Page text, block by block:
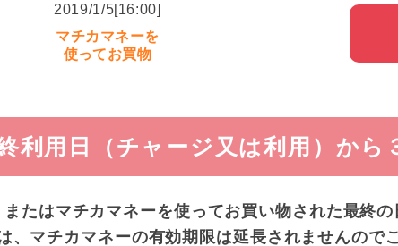
2019/1/5[16:00]
マチカマネーを
使ってお買物
利用日（チャージ又は利用）から
たはマチカマネーを使ってお買い物された最終の
マチカマネーの有効期限は延長されませんので